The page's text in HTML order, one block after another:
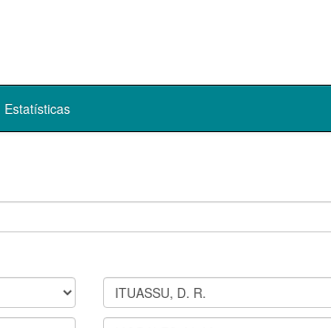
Estatísticas